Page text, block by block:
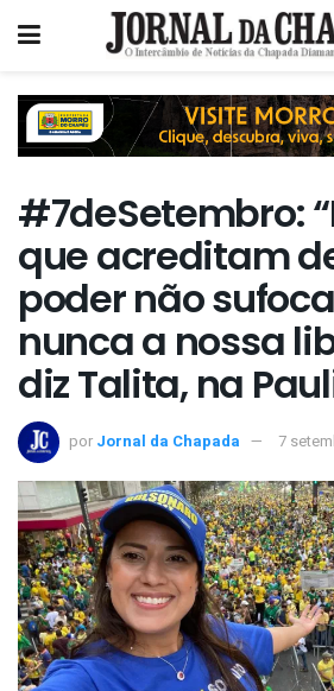
#7deSetembro:
que acreditam
poder não
nunca a nossa
diz Talita, na
por Jornal da Chapada 7